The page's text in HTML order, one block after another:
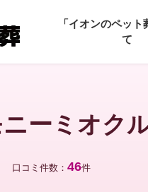
「イオンのペッ
て
ーミオク
口コミ件数： 46件